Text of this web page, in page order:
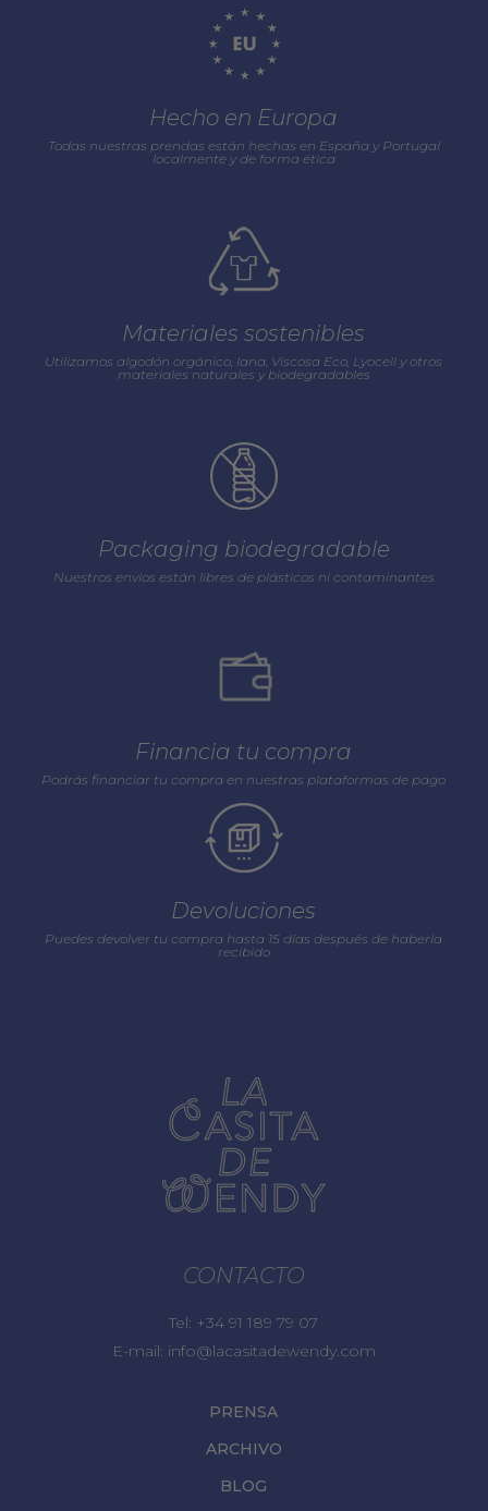
Hecho en Europa
Todas nuestras prendas están hechas en España y Portugal
localmente y de forma ética
Materiales sostenibles
Utilizamos algodón orgánico, lana, Viscosa Eco, Lyocell y otros
materiales naturales y biodegradables
Packaging biodegradable
Nuestros envios están libres de plásticos ni contaminantes
Financia tu compra
Podrás financiar tu compra en nuestras plataformas de pago
Devoluciones
Puedes devolver tu compra hasta 15 días después de haberla
recibido
CONTACTO
Tel: +34 91 189 79 07
E-mail: info@lacasitadewendy.com
PRENSA
ARCHIVO
BLOG